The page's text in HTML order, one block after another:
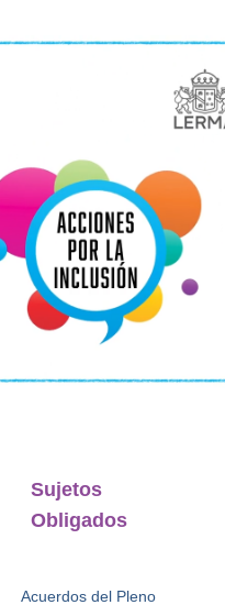
Sujetos
Obligados
Acuerdos del Pleno